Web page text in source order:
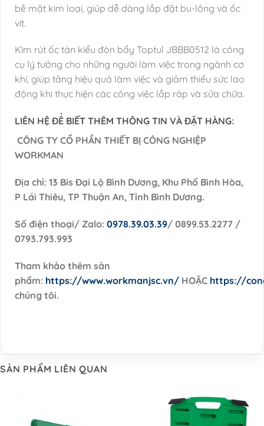
bề mặt kim loại, giúp dễ dàng lắp đặt bu-lông và ốc
vít.
Kìm rút ốc tán kiểu đòn bẩy Toptul JBBB0512 là công
cụ lý tưởng cho những người làm việc trong ngành cơ
khí, giúp tăng hiệu quả làm việc và giảm thiểu sức lao
động khi thực hiện các công việc lắp ráp và sửa chữa.
LIÊN HỆ ĐỂ BIẾT THÊM THÔNG TIN VÀ ĐẶT HÀNG:
CÔNG TY CỔ PHẦN THIẾT BỊ CÔNG NGHIỆP
WORKMAN
Địa chỉ: 13 Bis Đại Lộ Bình Dương, Khu Phố Bình Hòa,
P Lái Thiêu, TP Thuận An, Tỉnh Bình Dương.
Số điện thoại/ Zalo: 0978.39.03.39/ 0899.53.2277 /
0793.793.993
Tham khảo thêm sản
phẩm: https://www.workmanjsc.vn/ HOẶC https://
chúng tôi.
SẢN PHẨM LIÊN QUAN